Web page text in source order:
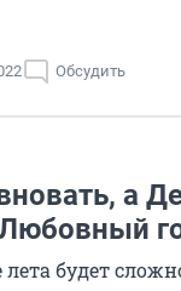
Обсудить
а
лета будет